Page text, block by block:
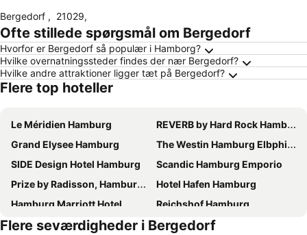
Bergedorf , 21029,
Ofte stillede spørgsmål om Bergedorf
Hvorfor er Bergedorf så populær i Hamborg?
Hvilke overnatningssteder findes der nær Bergedorf?
Hvilke andre attraktioner ligger tæt på Bergedorf?
Flere top hoteller
Le Méridien Hamburg
REVERB by Hard Rock Hamburg
Grand Elysee Hamburg
The Westin Hamburg Elbphilharmonie
SIDE Design Hotel Hamburg
Scandic Hamburg Emporio
Prize by Radisson, Hamburg-City
Hotel Hafen Hamburg
Hamburg Marriott Hotel
Reichshof Hamburg
Premier Inn Hamburg City Zentrum
Innside by Meliá Hamburg Hafen
Flere seværdigheder i Bergedorf